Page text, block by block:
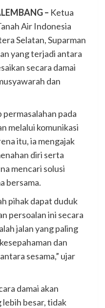
– Ketua
Air Indonesia
Selatan, Suparman
yang terjadi antara
secara damai
dan
pada
melalui komunikasi
itu, ia mengajak
diri serta
mencari solusi
bersama.
pihak dapat duduk
persoalan ini secara
jalan yang paling
dan
sesama,” ujar
damai akan
besar, tidak